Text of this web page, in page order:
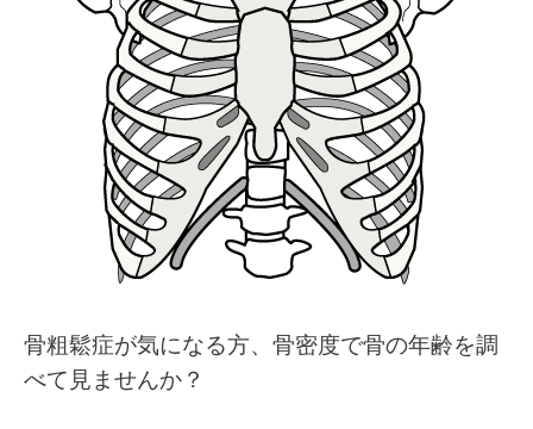
骨粗鬆症が気になる方、骨密度で骨の年齢を調
べて見ませんか？